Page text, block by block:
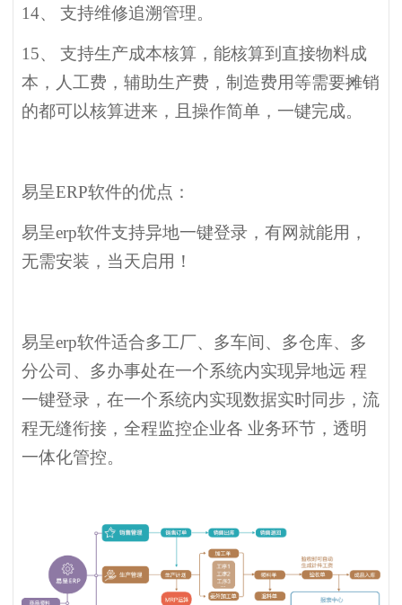
14、 支持维修追溯管理。
15、
支持生产成本核算，能核算到直接物料成
本，人工费，辅助生产费，制造费用等需要摊销
的都可以核算进来，且操作简单，一键完成。
易呈ERP软件的优点：
易呈erp软件支持异地一键登录，有网就能用，
无需安装，当天启用！
易呈erp软件适合多工厂、多车间、多仓库、多
分公司、多办事处在一个系统内实现异地远 程
一键登录，在一个系统内实现数据实时同步，流
程无缝衔接，全程监控企业各 业务环节，透明
一体化管控。